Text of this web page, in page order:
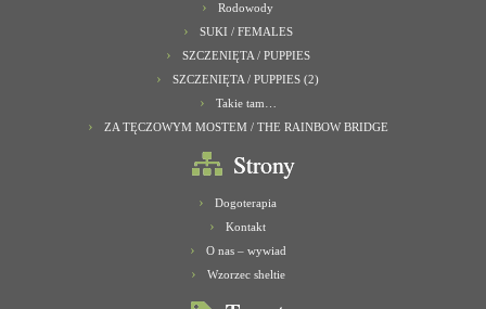
Rodowody
SUKI / FEMALES
SZCZENIĘTA / PUPPIES
SZCZENIĘTA / PUPPIES (2)
Takie tam…
ZA TĘCZOWYM MOSTEM / THE RAINBOW BRIDGE
Strony
Dogoterapia
Kontakt
O nas – wywiad
Wzorzec sheltie